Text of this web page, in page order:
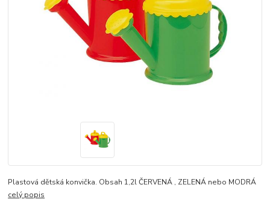
Plastová dětská konvička. Obsah 1,2l ČERVENÁ , ZELENÁ nebo MODRÁ
celý popis